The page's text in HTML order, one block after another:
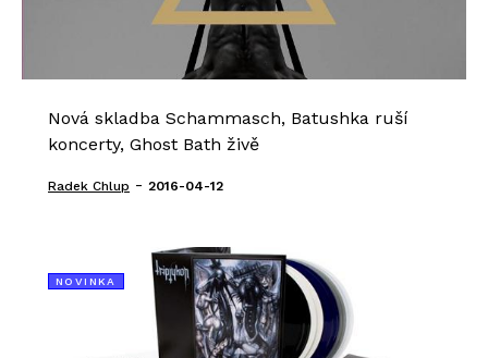
Nová skladba Schammasch, Batushka ruší
koncerty, Ghost Bath živě
Radek Chlup - 2016-04-12
NOVINKA